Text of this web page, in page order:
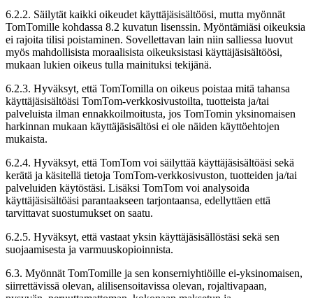
6.2.2. Säilytät kaikki oikeudet käyttäjäsisältöösi, mutta myönnät
TomTomille kohdassa 8.2 kuvatun lisenssin. Myöntämiäsi oikeuksia
ei rajoita tilisi poistaminen. Sovellettavan lain niin salliessa luovut
myös mahdollisista moraalisista oikeuksistasi käyttäjäsisältöösi,
mukaan lukien oikeus tulla mainituksi tekijänä.
6.2.3. Hyväksyt, että TomTomilla on oikeus poistaa mitä tahansa
käyttäjäsisältöäsi TomTom-verkkosivustoilta, tuotteista ja/tai
palveluista ilman ennakkoilmoitusta, jos TomTomin yksinomaisen
harkinnan mukaan käyttäjäsisältösi ei ole näiden käyttöehtojen
mukaista.
6.2.4. Hyväksyt, että TomTom voi säilyttää käyttäjäsisältöäsi sekä
kerätä ja käsitellä tietoja TomTom-verkkosivuston, tuotteiden ja/tai
palveluiden käytöstäsi. Lisäksi TomTom voi analysoida
käyttäjäsisältöäsi parantaakseen tarjontaansa, edellyttäen että
tarvittavat suostumukset on saatu.
6.2.5. Hyväksyt, että vastaat yksin käyttäjäsisällöstäsi sekä sen
suojaamisesta ja varmuuskopioinnista.
6.3. Myönnät TomTomille ja sen konserniyhtiöille ei-yksinomaisen,
siirrettävissä olevan, alilisensoitavissa olevan, rojaltivapaan,